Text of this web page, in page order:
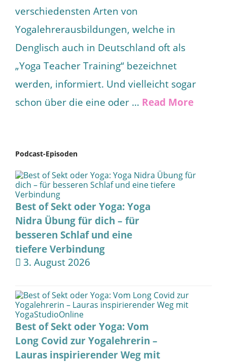
verschiedensten Arten von
Yogalehrerausbildungen, welche in
Denglisch auch in Deutschland oft als
„Yoga Teacher Training“ bezeichnet
werden, informiert. Und vielleicht sogar
schon über die eine oder … Read More
Podcast-Episoden
Best of Sekt oder Yoga: Yoga
Nidra Übung für dich – für
besseren Schlaf und eine
tiefere Verbindung
3. August 2026
Best of Sekt oder Yoga: Vom
Long Covid zur Yogalehrerin –
Lauras inspirierender Weg mit